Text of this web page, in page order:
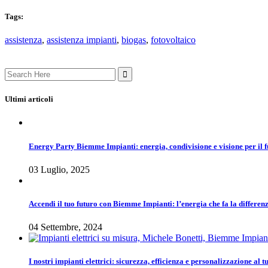
Tags:
assistenza, assistenza impianti, biogas, fotovoltaico
Search
for:
Ultimi articoli
Energy Party Biemme Impianti: energia, condivisione e visione per il
03 Luglio, 2025
Accendi il tuo futuro con Biemme Impianti: l’energia che fa la
04 Settembre, 2024
I nostri impianti elettrici: sicurezza, efficienza e personalizzazione al